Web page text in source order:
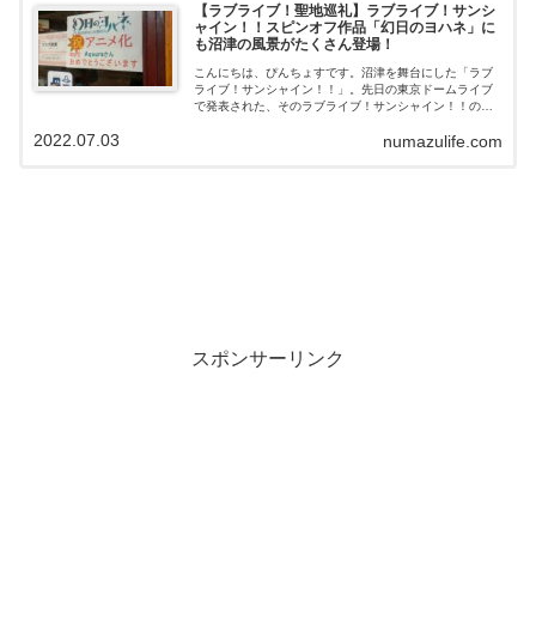
【ラブライブ！聖地巡礼】ラブライブ！サンシ
ャイン！！スピンオフ作品「幻日のヨハネ」に
も沼津の風景がたくさん登場！
こんにちは、ぴんちょすです。沼津を舞台にした「ラブ
ライブ！サンシャイン！！」。先日の東京ドームライブ
で発表された、そのラブライブ！サンシャイン！！のス
はなく異世界…というところではありますが...numazulife.com
2022.07.03
スポンサーリンク